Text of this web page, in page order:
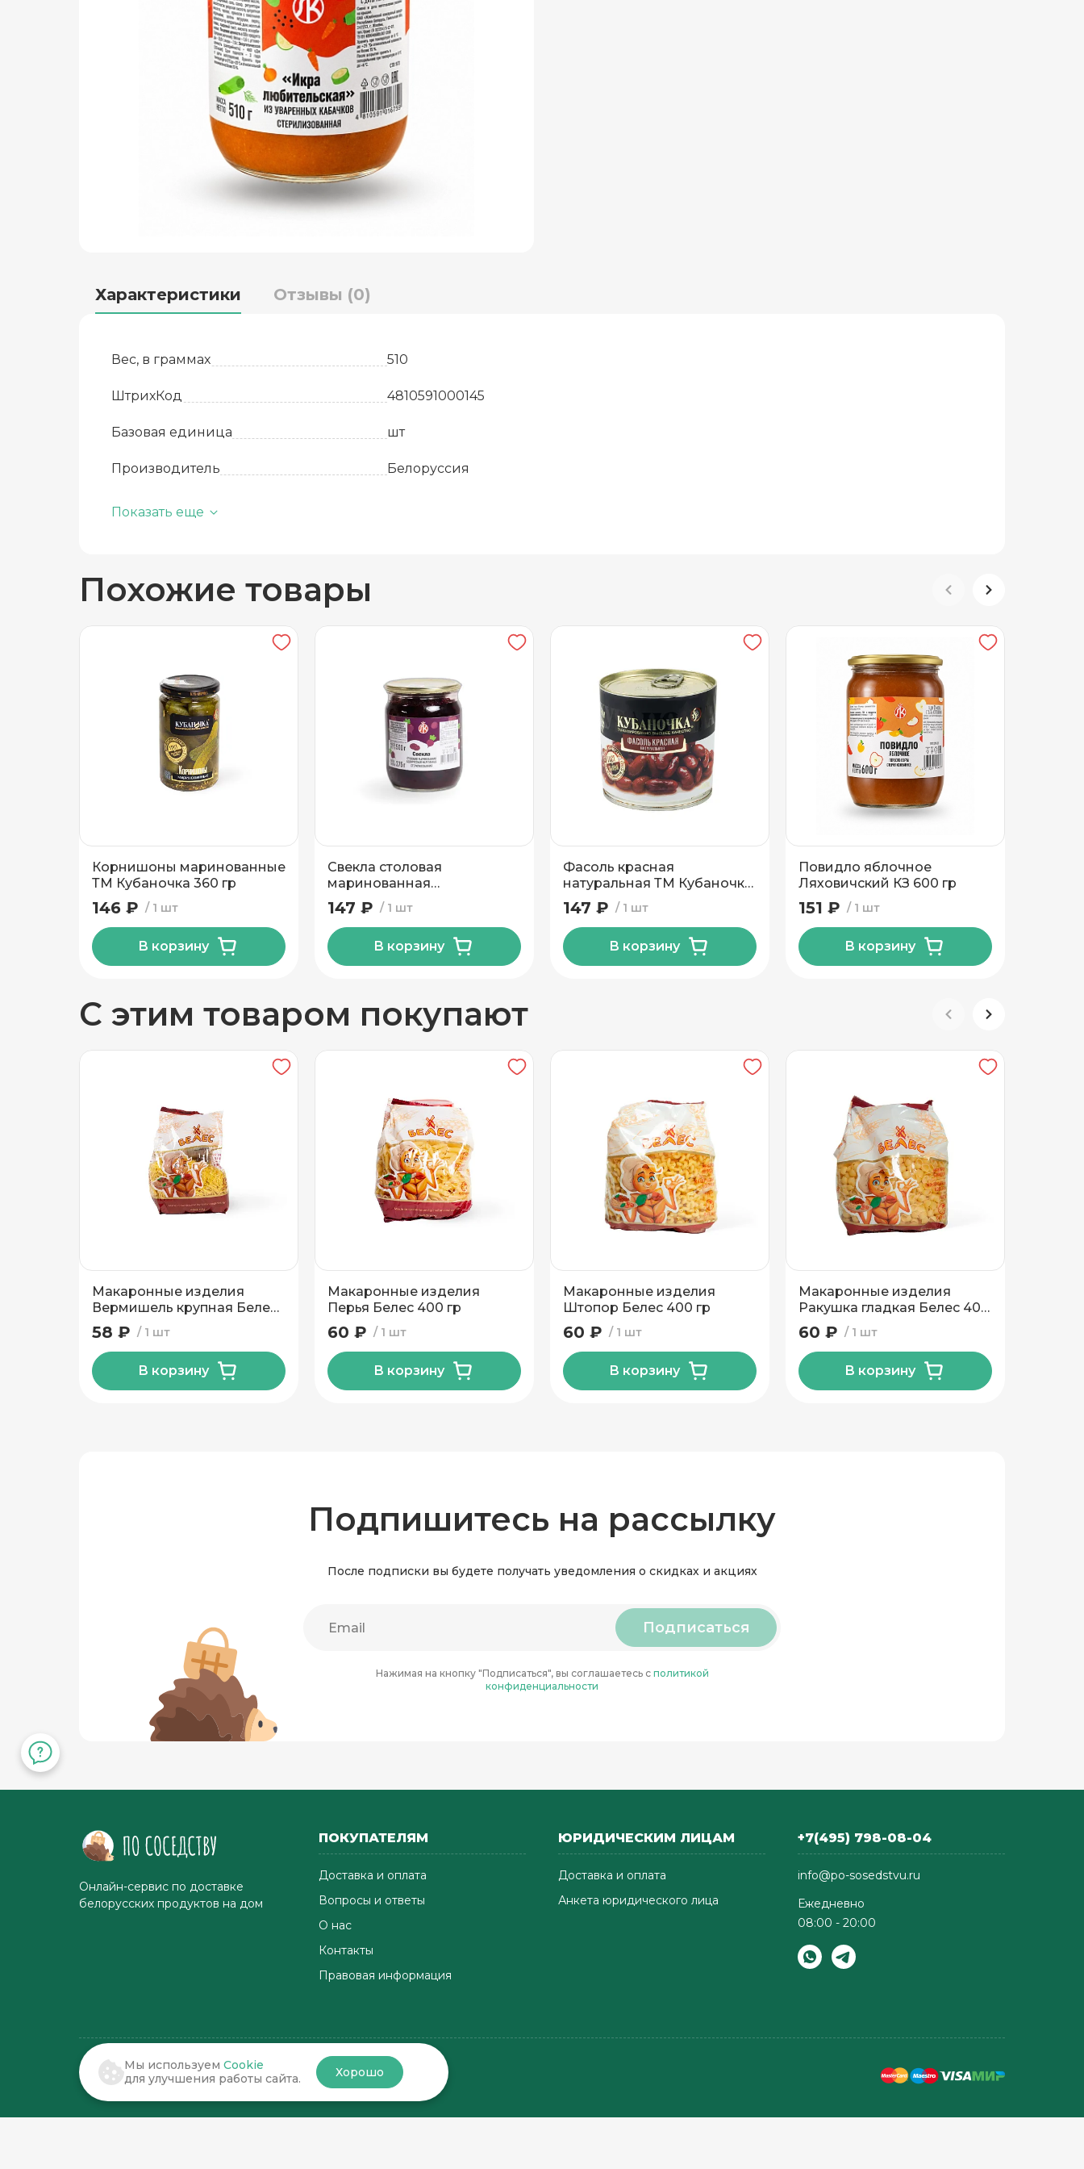
Характеристики Отзывы (0)
Вес, в граммах 510
ШтрихКод 4810591000145
Базовая единица шт
Производитель Белоруссия
Количество в упаковке
Показать еще
Похожие товары
Корнишоны маринованные
ТМ Кубаночка 360 гр
1 шт
146 ₽
В корзину
Свекла столовая
маринованная
Ляховичский КЗ 500 гр
1 шт
147 ₽
В корзину
Фасоль красная
натуральная ТМ Кубаночка
400 гр
1 шт
147 ₽
В корзину
Повидло яблочное
Ляховичский КЗ 600 гр
1 шт
151 ₽
В корзину
С этим товаром покупают
Макаронные изделия
Вермишель крупная Белес
400 гр
1 шт
58 ₽
В корзину
Макаронные изделия
Перья Белес 400 гр
1 шт
60 ₽
В корзину
Макаронные изделия
Штопор Белес 400 гр
1 шт
60 ₽
В корзину
Макаронные изделия
Ракушка гладкая Белес 400
гр
1 шт
60 ₽
В корзину
Подпишитесь на рассылку
После подписки вы будете получать уведомления о скидках и акциях
Подписаться
Нажимая на кнопку "Подписаться", вы соглашаетесь с политикой
конфиденциальности
Онлайн-сервис по доставке
белорусских продуктов на дом
ПОКУПАТЕЛЯМ
Доставка и оплата
Вопросы и ответы
О нас
Контакты
Правовая информация
ЮРИДИЧЕСКИМ ЛИЦАМ
Доставка и оплата
Анкета юридического лица
+7(495) 798-08-04
info@po-sosedstvu.ru
Ежедневно
08:00 - 20:00
© 2022-2026 . По соседству
Мы используем Cookie
для улучшения работы сайта.
Хорошо
Доставка Самовывоз
Частный дом
Подъезд
Добавить новый адрес